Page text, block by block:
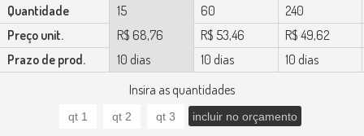
Insira as quantidades
Quantidade
15 60
240
Preço unit.
R$ 68,76 R$ 53,46
R$ 49,62
Prazo de prod.
10 dias 10 dias 10 dias